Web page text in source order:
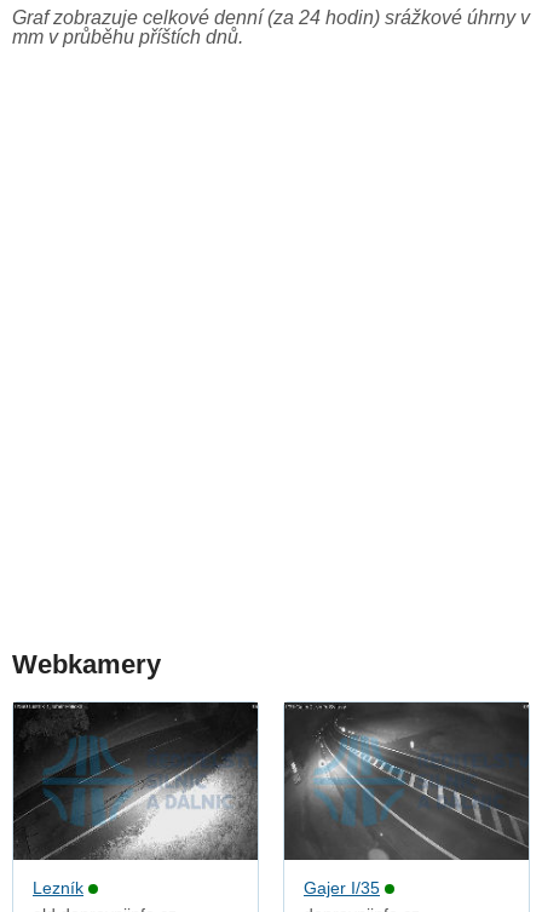
Graf zobrazuje celkové denní (za 24 hodin) srážkové úhrny v
mm v průběhu příštích dnů.
Webkamery
Lezník
Gajer I/35